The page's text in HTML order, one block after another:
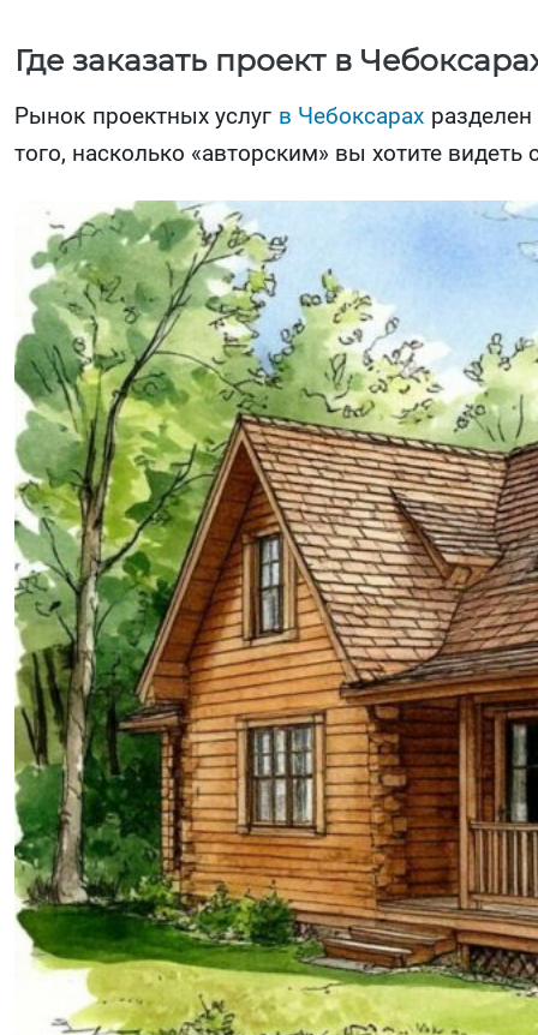
Где заказать проект в
Рынок проектных услуг в Чебоксарах
того, насколько «авторским» вы хотите